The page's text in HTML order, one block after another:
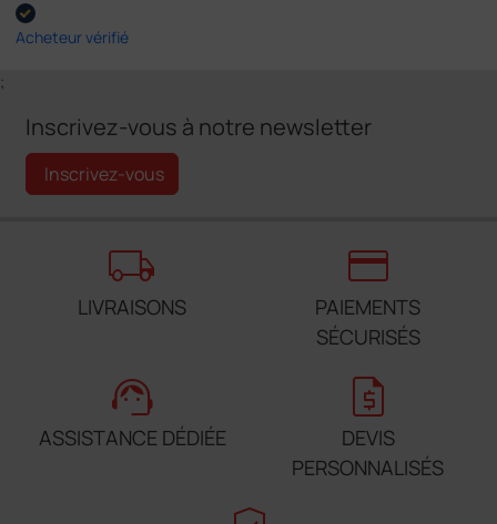
Acheteur vérifié
;
Inscrivez-vous à notre newsletter
Inscrivez-vous
local_shipping
LIVRAISONS
credit_card
PAIEMENTS
SÉCURISÉS
support_agent
ASSISTANCE DÉDIÉE
request_quote
DEVIS
PERSONNALISÉS